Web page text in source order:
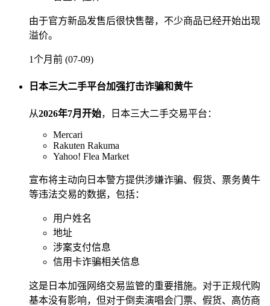
由于官方新品发售后很快售罄，不少商品已经开始出现
溢价。
1个月前 (07-09)
日本三大二手平台加强打击诈骗和黄牛
从2026年7月开始，日本三大二手交易平台：
Mercari
Rakuten Rakuma
Yahoo! Flea Market
宣布将主动向日本警方提供涉嫌诈骗、假货、票务黄牛
等违法交易的数据，包括：
用户姓名
地址
涉案支付信息
信用卡诈骗相关信息
这是日本加强网络交易监管的重要措施。对于正规代购
基本没有影响，但对于倒卖演唱会门票、假货、高仿商